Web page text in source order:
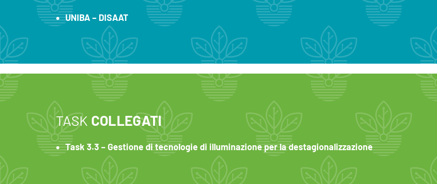
UNIBA – DISAAT
TASK COLLEGATI
Task 3.3 – Gestione di tecnologie di illuminazione per la destagionalizzazione